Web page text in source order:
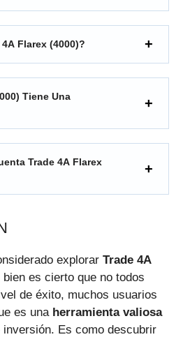
Flarex (4000)?
Tiene Una
Trade 4A Flarex
explorar Trade 4A
bien es cierto que no todos
de éxito, muchos usuarios
es una herramienta valiosa
Es como descubrir